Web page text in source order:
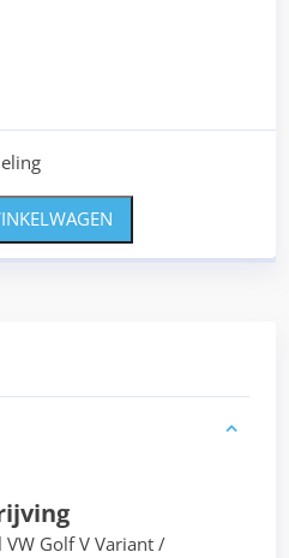
Golf V Variant /